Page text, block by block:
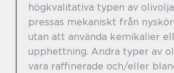
högkvalitativa typen av
pressas mekaniskt från
utan att använda kemikalier
upphettning. Andra typer av
vara raffinerade och/eller